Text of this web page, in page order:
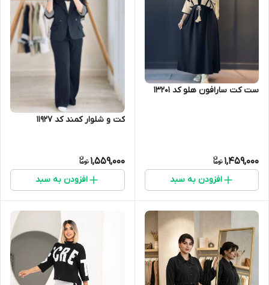
ست کت سارافون هلو کد 13201
1,459,000
افزودن به سبد
کت و شلوار کمند کد 11927
1,559,000
افزودن به سبد